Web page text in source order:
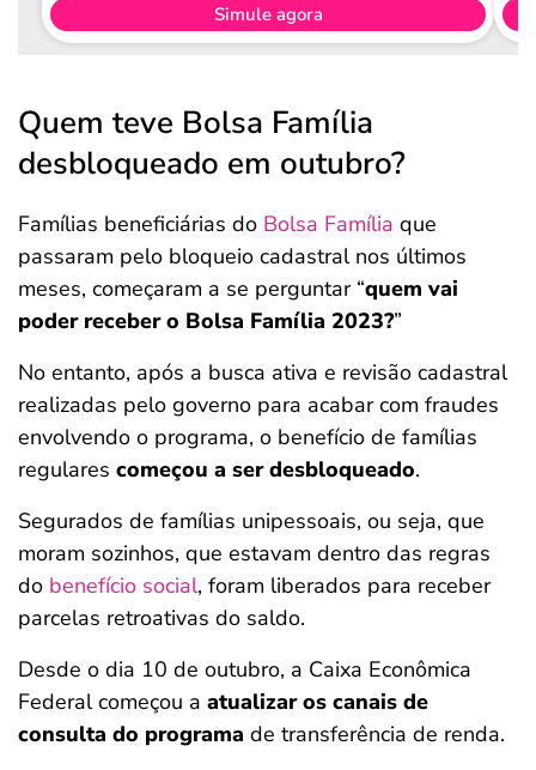
Simule agora
Quem teve Bolsa Família
desbloqueado em outubro?
Famílias beneficiárias do Bolsa Família que
passaram pelo bloqueio cadastral nos últimos
meses, começaram a se perguntar “quem vai
poder receber o Bolsa Família 2023?”
No entanto, após a busca ativa e revisão cadastral
realizadas pelo governo para acabar com fraudes
envolvendo o programa, o benefício de famílias
regulares começou a ser desbloqueado.
Segurados de famílias unipessoais, ou seja, que
moram sozinhos, que estavam dentro das regras
do benefício social, foram liberados para receber
parcelas retroativas do saldo.
Desde o dia 10 de outubro, a Caixa Econômica
Federal começou a atualizar os canais de
consulta do programa de transferência de renda.